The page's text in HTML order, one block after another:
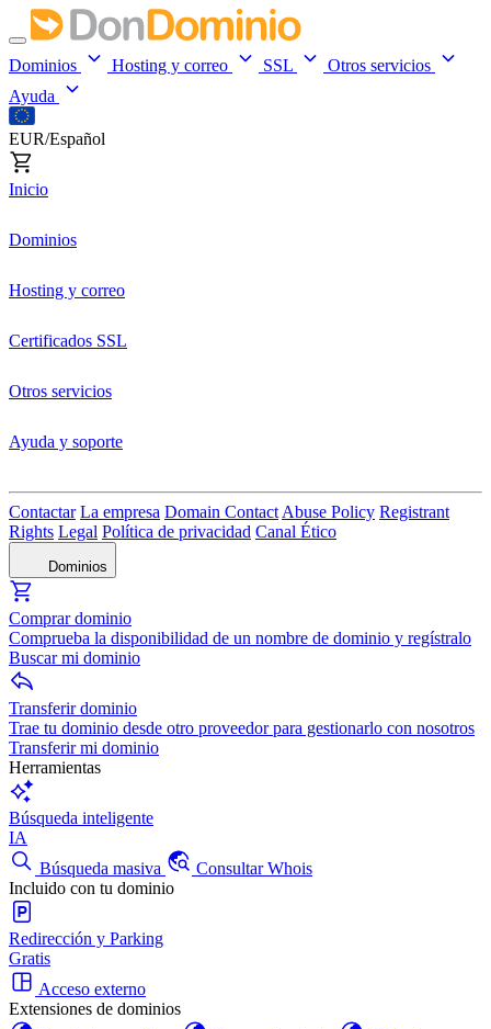
Dominios Hosting y correo SSL
Otros servicios
Ayuda
EUR/Español
Inicio
Dominios
Hosting y correo
Certificados SSL
Otros servicios
Ayuda y soporte
Contactar La empresa Domain Contact Abuse Policy Registrant
Rights Legal Política de privacidad Canal Ético
Dominios
Comprar dominio
Comprueba la disponibilidad de un nombre de dominio y regístralo
Buscar mi dominio
Transferir dominio
Trae tu dominio desde otro proveedor para gestionarlo con nosotros
Transferir mi dominio
Herramientas
Búsqueda inteligente
IA
Búsqueda masiva
Consultar Whois
Incluido con tu dominio
Redirección y Parking
Gratis
Acceso externo
Extensiones de dominios